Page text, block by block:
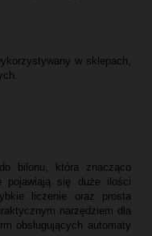
w sklepach,
bilonu, która znacząco
pojawiają się duże ilości
liczenie oraz prosta
narzędziem dla
obsługujących automaty